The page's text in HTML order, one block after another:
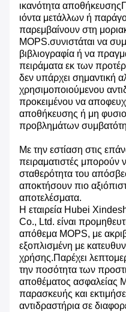
ικανότητα
ιόντα μετάλλων ή
παρεμβαίνουν στη
MOPS.συνιστάται να
βιβλιογραφία ή να
πειράματα εκ των
δεν υπάρχει σημαντική
χρησιμοποιούμενου
προκειμένου να
αποθήκευσης ή μη
προβλημάτων
Με την εστίαση στις
πειραματιστές μπορούν
σταθερότητα του
αποκτήσουν πιο
αποτελέσματα.
Η εταιρεία Hubei
Co., Ltd. είναι
απόθεμα MOPS, με
εξοπλισμένη με
χρήσης.Παρέχει
την ποσότητα των
αποθέματος ασφαλείας
παρασκευής και
αντιδραστήρια σε